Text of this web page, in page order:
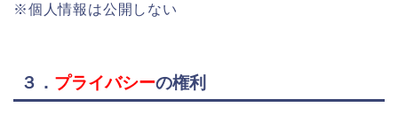
※個人情報は公開しない
３． プライバシーの権利